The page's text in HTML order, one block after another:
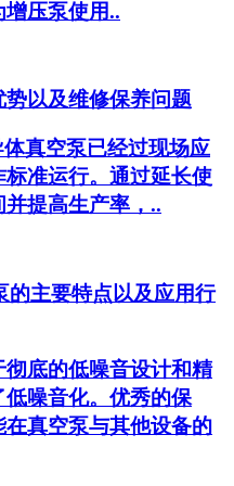
压泵使用..
以及维修保养问题
真空泵已经过现场应
准运行。通过延长使
提高生产率，..
的主要特点以及应用行
底的低噪音设计和精
噪音化。优秀的保
真空泵与其他设备的